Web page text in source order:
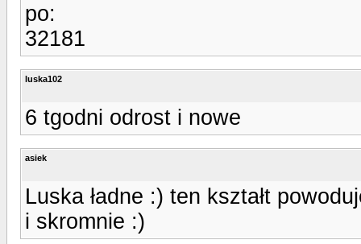
po:
32181
luska102
6 tgodni odrost i nowe
asiek
Luska ładne :) ten kształt
i skromnie :)